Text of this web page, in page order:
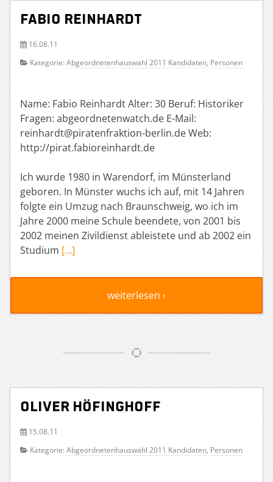
Fabio Reinhardt
16.08.11
Kategorie: Abgeordnetenhauswahl 2011 Kandidaten, Personen
Name: Fabio Reinhardt Alter: 30 Beruf: Historiker
Fragen: abgeordnetenwatch.de E-Mail:
reinhardt@piratenfraktion-berlin.de Web:
http://pirat.fabioreinhardt.de
Ich wurde 1980 in Warendorf, im Münsterland
geboren. In Münster wuchs ich auf, mit 14 Jahren
folgte ein Umzug nach Braunschweig, wo ich im
Jahre 2000 meine Schule beendete, von 2001 bis
2002 meinen Zivildienst ableistete und ab 2002 ein
Studium […]
weiterlesen ›
Oliver Höfinghoff
15.08.11
Kategorie: Abgeordnetenhauswahl 2011 Kandidaten, Personen